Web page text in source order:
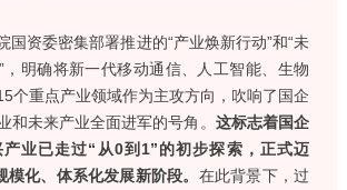
国资委密集部署推进的“产业焕新行动”和“未
，明确将新一代移动通信、人工智能、生物
个重点产业领域作为主攻方向，吹响了国企
和未来产业全面进军的号角。 这标志着国企
业已走过“从0到1”的初步探索，正式迈
模化、体系化发展新阶段。 在此背景下，过